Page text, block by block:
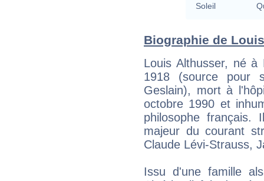
Soleil
Biographie de
Louis Althusser, né à
1918 (source pour
Geslain), mort à
octobre 1990 et
philosophe français.
majeur du courant
Claude Lévi-Strauss,
Issu d'une famille